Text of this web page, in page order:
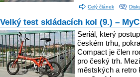
Celý článek
Velký test skládacích kol (9.) –
Seriál, který
českém trhu,
Compact je člen
pro český trh.
městských a retro